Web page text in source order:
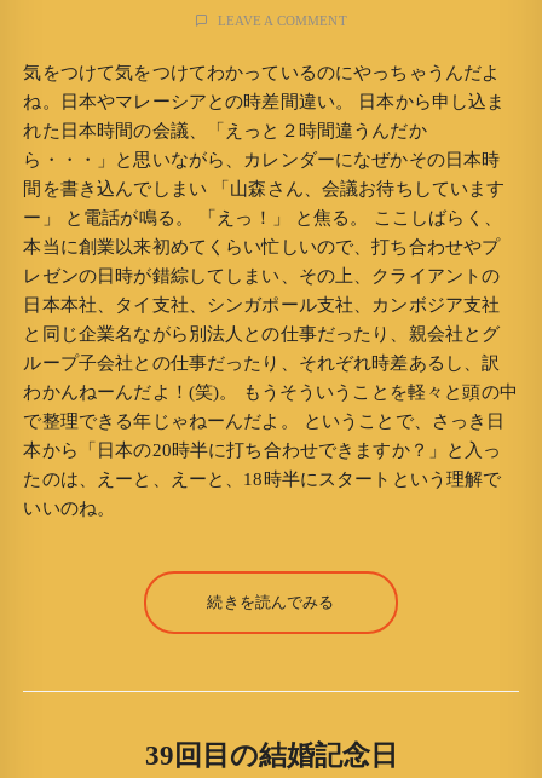
LEAVE A COMMENT
気をつけて気をつけてわかっているのにやっちゃうんだよ
ね。日本やマレーシアとの時差間違い。 日本から申し込ま
れた日本時間の会議、「えっと２時間違うんだか
ら・・・」と思いながら、カレンダーになぜかその日本時
間を書き込んでしまい 「山森さん、会議お待ちしています
ー」 と電話が鳴る。 「えっ！」 と焦る。 ここしばらく、
本当に創業以来初めてくらい忙しいので、打ち合わせやプ
レゼンの日時が錯綜してしまい、その上、クライアントの
日本本社、タイ支社、シンガポール支社、カンボジア支社
と同じ企業名ながら別法人との仕事だったり、親会社とグ
ループ子会社との仕事だったり、それぞれ時差あるし、訳
わかんねーんだよ！(笑)。 もうそういうことを軽々と頭の中
で整理できる年じゃねーんだよ。 ということで、さっき日
本から「日本の20時半に打ち合わせできますか？」と入っ
たのは、えーと、えーと、18時半にスタートという理解で
いいのね。
続きを読んでみる
39回目の結婚記念日